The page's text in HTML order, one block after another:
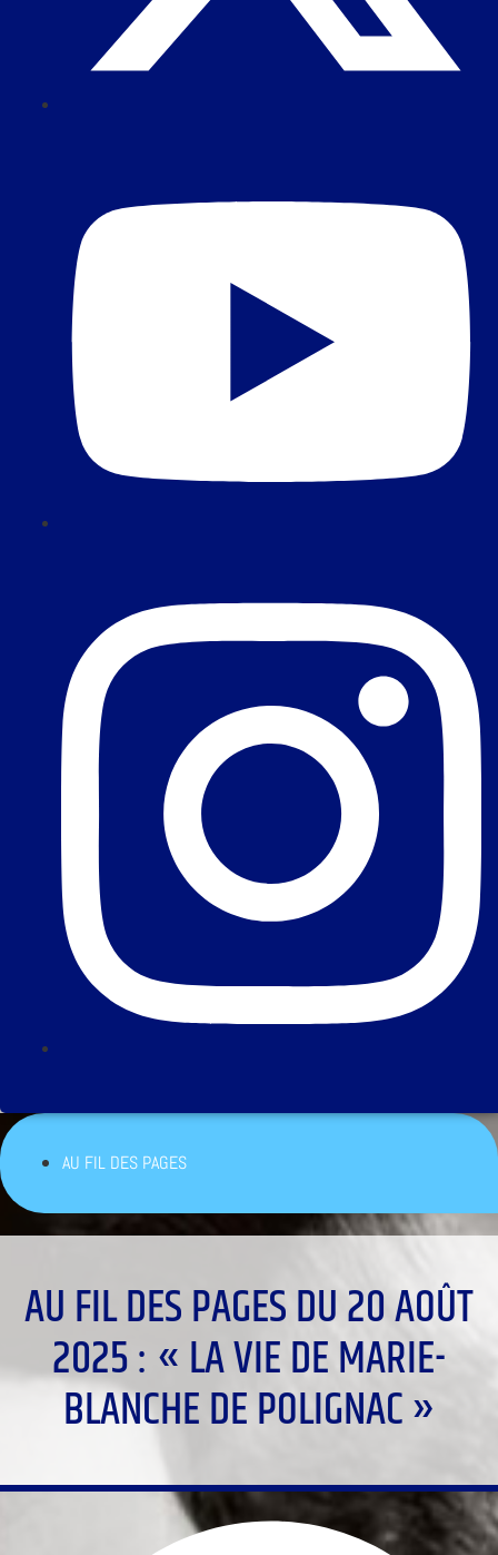
AU FIL DES PAGES
AU FIL DES PAGES DU 20 AOÛT
2025 : « LA VIE DE MARIE-
BLANCHE DE POLIGNAC »